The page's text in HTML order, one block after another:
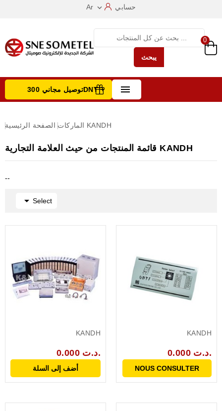
Ar  حسابي
يبحث
0
 توصيل مجاني 300DNT +
الصفحة الرئيسية الماركات KANDH
قائمة المنتجات من حيث العلامة التجارية KANDH
--
Select

KANDH
0.000 د.ت.
أضف إلى السلة
KANDH
0.000 د.ت.
NOUS CONSULTER